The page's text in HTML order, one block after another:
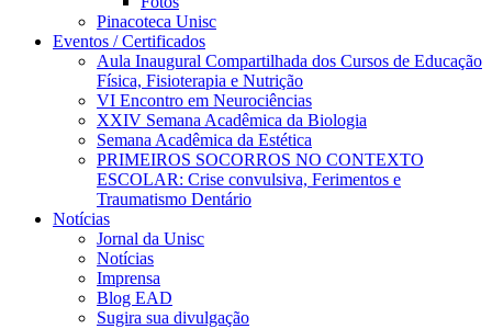
Pinacoteca Unisc
Eventos / Certificados
Aula Inaugural Compartilhada dos Cursos de Educação
Física, Fisioterapia e Nutrição
VI Encontro em Neurociências
XXIV Semana Acadêmica da Biologia
Semana Acadêmica da Estética
PRIMEIROS SOCORROS NO CONTEXTO
ESCOLAR: Crise convulsiva, Ferimentos e
Traumatismo Dentário
Notícias
Jornal da Unisc
Notícias
Imprensa
Blog EAD
Sugira sua divulgação